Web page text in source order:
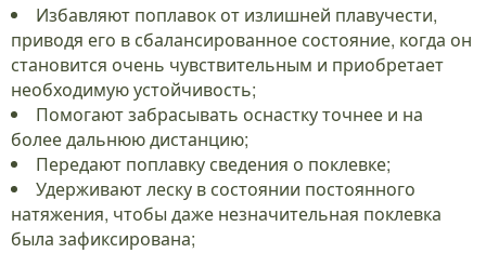
Избавляют поплавок от излишней плавучести,
приводя его в сбалансированное состояние, когда он
становится очень чувствительным и приобретает
необходимую устойчивость;
Помогают забрасывать оснастку точнее и на
более дальнюю дистанцию;
Передают поплавку сведения о поклевке;
Удерживают леску в состоянии постоянного
натяжения, чтобы даже незначительная поклевка
была зафиксирована;